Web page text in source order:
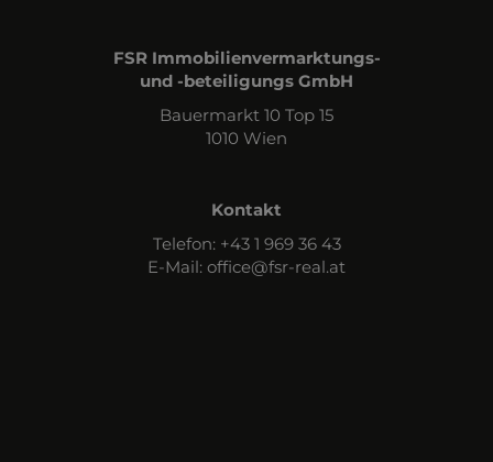
FSR Immobilienvermarktungs-
und -beteiligungs GmbH
Bauermarkt 10 Top 15
1010 Wien
Kontakt
Telefon: +43 1 969 36 43
E-Mail: office@fsr-real.at